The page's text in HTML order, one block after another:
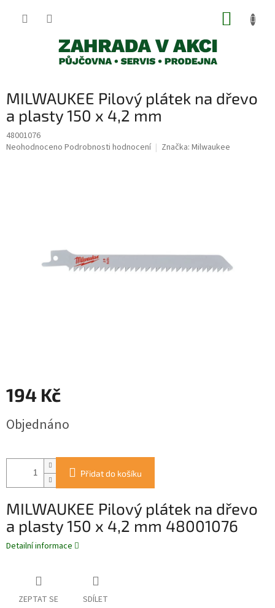
MILWAUKEE Pilový plátek na dřevo
a plasty 150 x 4,2 mm
48001076
Průměrné
Neohodnoceno Podrobnosti hodnocení Značka: Milwaukee
194 Kč
cena:
Objednáno
Přidat do košíku
MILWAUKEE Pilový plátek na dřevo
a plasty 150 x 4,2 mm 48001076
Detailní informace
ZEPTAT SE SDÍLET